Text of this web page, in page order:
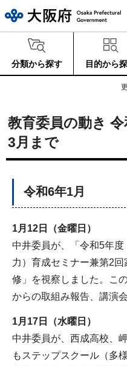
分類から探す 目的から
教育委員の動き
3月まで
令和6年1月
1月12日（金曜日）
中井委員が、「令和5年
力）育成セミナー兼第2
修」を視察しました。こ
からの取組み報告、講演
1月17日（水曜日）
中井委員が、西成高校、
もステップスクール（多